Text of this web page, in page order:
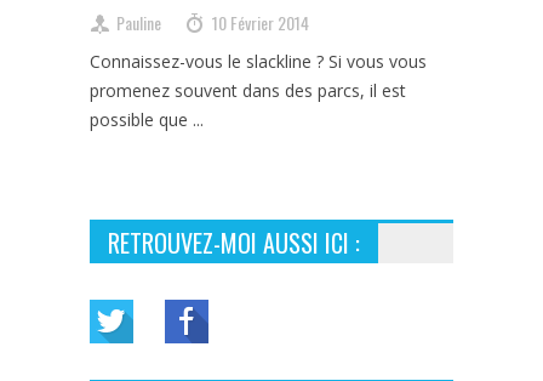
Pauline 10 Février 2014
Connaissez-vous le slackline ? Si vous vous
promenez souvent dans des parcs, il est
possible que ...
RETROUVEZ-MOI AUSSI ICI :